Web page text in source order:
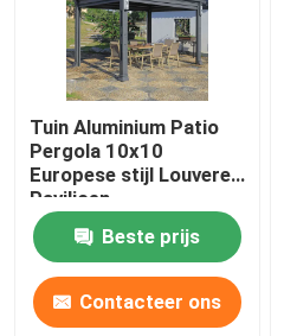
Tuin Aluminium Patio
Pergola 10x10
Europese stijl Louvered
Paviljoen
Beste prijs
Contacteer ons